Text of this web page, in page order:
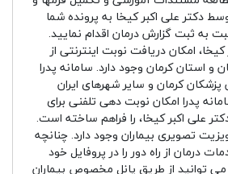
دکتر علی اکبر کیخا به پرونده شما
ثبت گزارش درمان اقدام نمایید.
کیخا، امکان دریافت نوبت اینترنتی از
و استان کرمان وجود دارد. سامانه پدرا
پزشکان کرمان و سایر شهرهای ایران
پدرا امکان نوبت دهی تلفنی برای
علی اکبر کیخا، را فراهم ساخته است.
تصویری بیماران وجود دارد. چنانچه
درمان از راه دور را در پروفایل خود
توانید از طریق پانل مخصوص بیماران